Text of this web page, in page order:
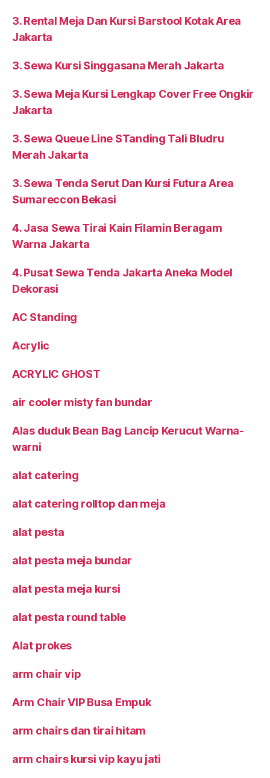
3. Rental Meja Dan Kursi Barstool Kotak Area
Jakarta
3. Sewa Kursi Singgasana Merah Jakarta
3. Sewa Meja Kursi Lengkap Cover Free Ongkir
Jakarta
3. Sewa Queue Line STanding Tali Bludru
Merah Jakarta
3. Sewa Tenda Serut Dan Kursi Futura Area
Sumareccon Bekasi
4. Jasa Sewa Tirai Kain Filamin Beragam
Warna Jakarta
4. Pusat Sewa Tenda Jakarta Aneka Model
Dekorasi
AC Standing
Acrylic
ACRYLIC GHOST
air cooler misty fan bundar
Alas duduk Bean Bag Lancip Kerucut Warna-
warni
alat catering
alat catering rolltop dan meja
alat pesta
alat pesta meja bundar
alat pesta meja kursi
alat pesta round table
Alat prokes
arm chair vip
Arm Chair VIP Busa Empuk
arm chairs dan tirai hitam
arm chairs kursi vip kayu jati